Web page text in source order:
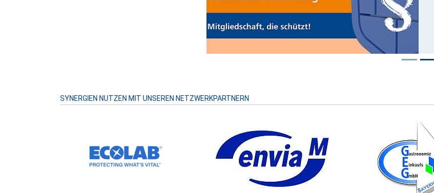
SYNERGIEN NUTZEN MIT UNSEREN NETZWERKPARTNERN